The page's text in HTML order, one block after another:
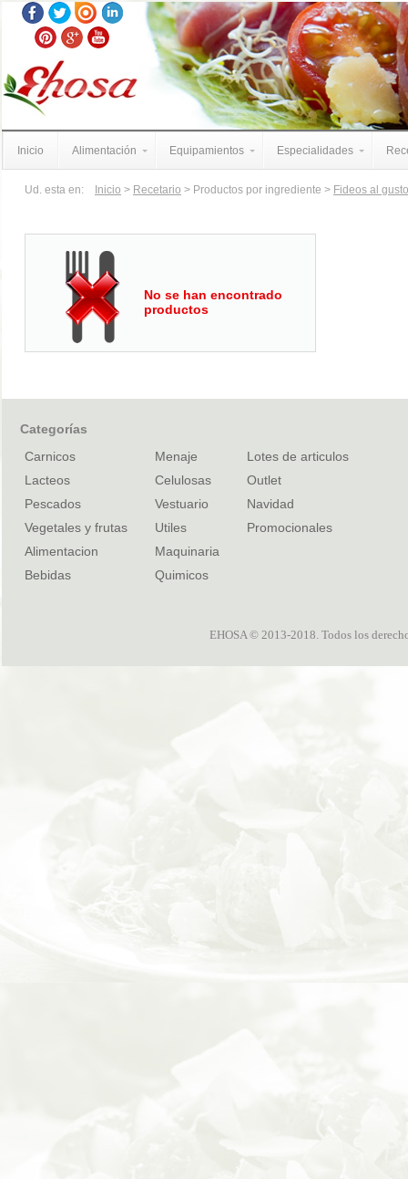
Inicio Alimentación Equipamientos Especialidades
Ud. esta en: Inicio > Recetario > Productos por ingrediente > Fideos al gusto
No se han encontrado
productos
Categorías
Carnicos
Lacteos
Pescados
Vegetales y frutas
Alimentacion
Bebidas
Menaje
Celulosas
Vestuario
Utiles
Maquinaria
Quimicos
Lotes de articulos
Outlet
Navidad
Promocionales
EHOSA © 2013-2018. Todos los